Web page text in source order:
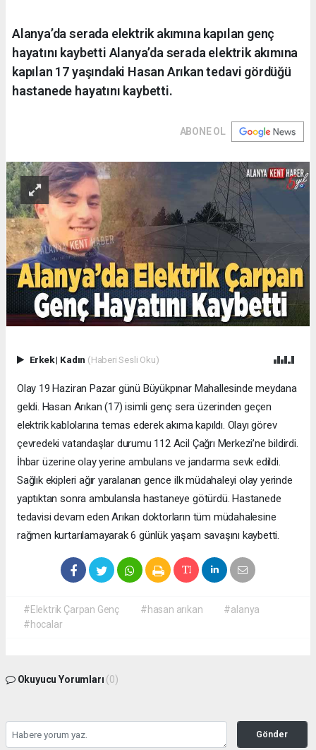
Alanya’da serada elektrik akımına kapılan genç
hayatını kaybetti Alanya’da serada elektrik akımına
kapılan 17 yaşındaki Hasan Arıkan tedavi gördüğü
hastanede hayatını kaybetti.
ABONE OL
Erkek| Kadın (Haberi Sesli Oku)
Olay 19 Haziran Pazar günü Büyükpınar Mahallesinde meydana
geldi. Hasan Arıkan (17) isimli genç sera üzerinden geçen
elektrik kablolarına temas ederek akıma kapıldı. Olayı görev
çevredeki vatandaşlar durumu 112 Acil Çağrı Merkezi’ne bildirdi.
İhbar üzerine olay yerine ambulans ve jandarma sevk edildi.
Sağlık ekipleri ağır yaralanan gence ilk müdahaleyi olay yerinde
yaptıktan sonra ambulansla hastaneye götürdü. Hastanede
tedavisi devam eden Arıkan doktorların tüm müdahalesine
rağmen kurtarılamayarak 6 günlük yaşam savaşını kaybetti.
#Elektrik Çarpan Genç #hasan arıkan
#alanya
#hocalar
Okuyucu Yorumları (0)
Gönder